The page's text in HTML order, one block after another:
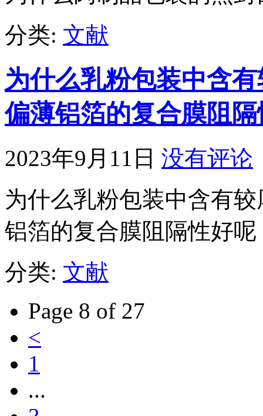
分类: 文献
为什么乳粉包装中含
偏薄铝箔的复合膜阻
2023年9月11日 没有评论
为什么乳粉包装中含有
铝箔的复合膜阻隔性好呢
分类: 文献
Page 8 of 27
<
1
...